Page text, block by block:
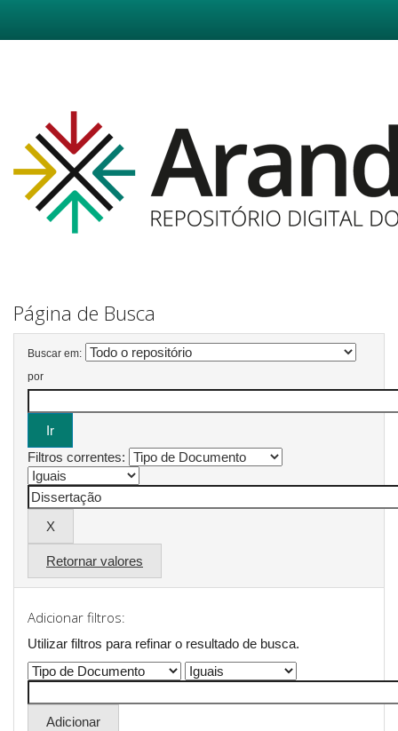
Página de Busca
Buscar em:
por
Filtros correntes:
Retornar valores
Adicionar filtros:
Utilizar filtros para refinar o resultado de busca.